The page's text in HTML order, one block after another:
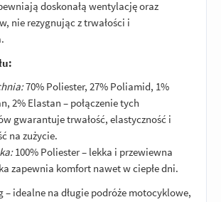
doskonałą wentylację oraz
nie rezygnując z trwałości i
70% Poliester, 27% Poliamid, 1%
2% Elastan – połączenie tych
gwarantuje trwałość, elastyczność i
na zużycie.
100% Poliester – lekka i przewiewna
zapewnia komfort nawet w ciepłe dni.
– idealne na długie podróże motocyklowe,